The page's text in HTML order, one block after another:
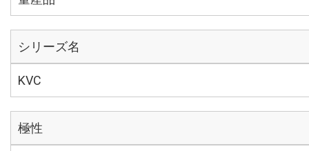
シリーズ名
KVC
極性